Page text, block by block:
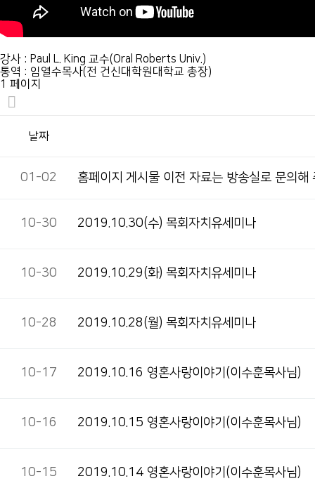
강사 : Paul L. King 교수(Oral Roberts Univ.)
통역 : 임열수목사(전 건신대학원대학교 총장)
1 페이지
날짜
01-02 홈페이지 게시물 이전 자료는 방송실로 문의해
10-30 2019.10.30(수) 목회자치유세미나
10-30 2019.10.29(화) 목회자치유세미나
10-28 2019.10.28(월) 목회자치유세미나
10-17 2019.10.16 영혼사랑이야기(이수훈목사님)
10-16 2019.10.15 영혼사랑이야기(이수훈목사님)
10-15 2019.10.14 영혼사랑이야기(이수훈목사님)